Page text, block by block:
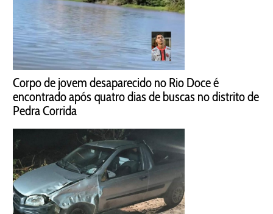
Corpo de jovem desaparecido no Rio Doce é
encontrado após quatro dias de buscas no distrito de
Pedra Corrida